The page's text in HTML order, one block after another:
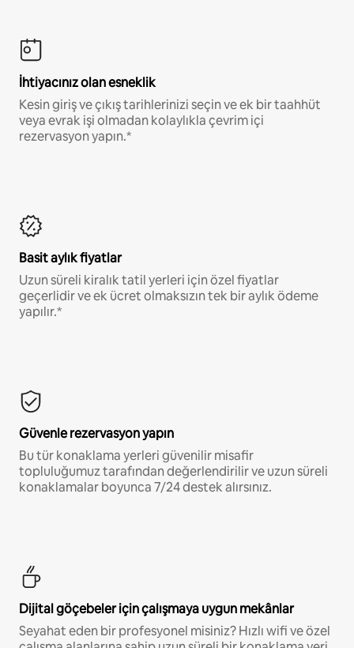
İhtiyacınız olan esneklik
Kesin giriş ve çıkış tarihlerinizi seçin ve ek bir taahhüt
veya evrak işi olmadan kolaylıkla çevrim içi
rezervasyon yapın.*
Basit aylık fiyatlar
Uzun süreli kiralık tatil yerleri için özel fiyatlar
geçerlidir ve ek ücret olmaksızın tek bir aylık ödeme
yapılır.*
Güvenle rezervasyon yapın
Bu tür konaklama yerleri güvenilir misafir
topluluğumuz tarafından değerlendirilir ve uzun süreli
konaklamalar boyunca 7/24 destek alırsınız.
Dijital göçebeler için çalışmaya uygun mekânlar
Seyahat eden bir profesyonel misiniz? Hızlı wifi ve özel